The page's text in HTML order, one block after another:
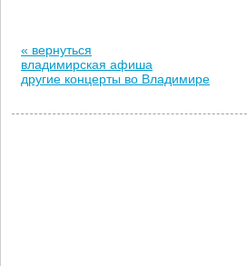
« вернуться
владимирская афиша
другие концерты во Владимире